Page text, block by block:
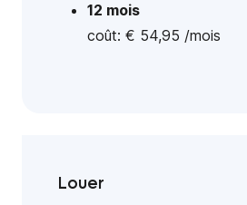
12 mois
coût: € 54,95 /mois
Louer